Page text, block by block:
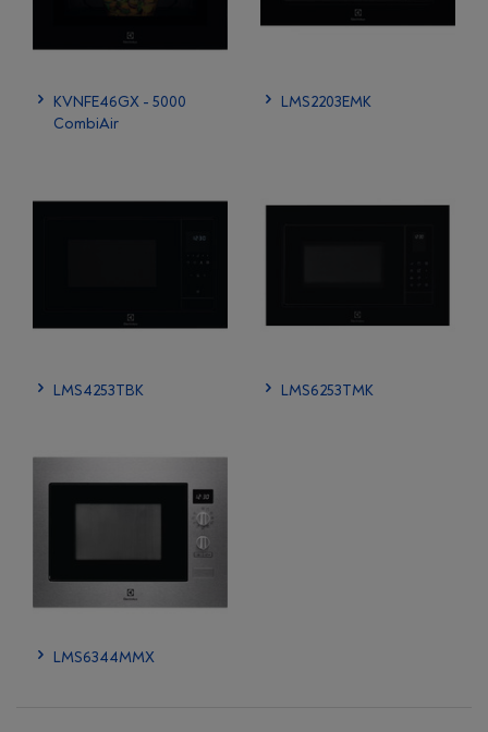
KVNFE46GX - 5000
CombiAir
LMS2203EMK
LMS4253TBK LMS6253TMK
LMS6344MMX